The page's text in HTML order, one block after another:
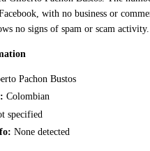
with no business or
no signs of spam or scam activity.
Pachon Bustos
Colombian
specified
None detected